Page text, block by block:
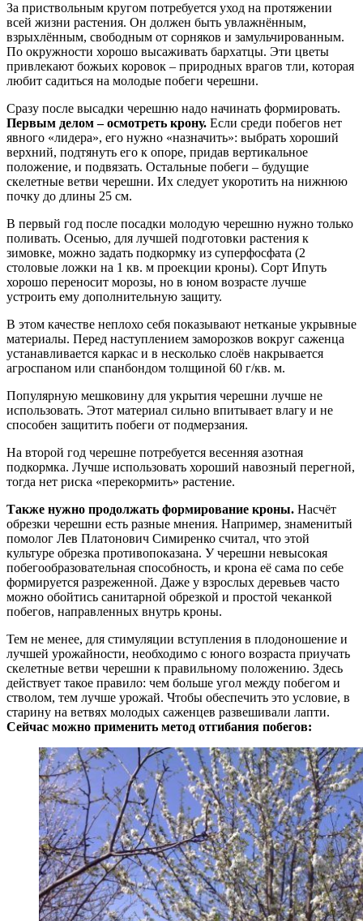
За приствольным кругом потребуется уход на протяжении
всей жизни растения. Он должен быть увлажнённым,
взрыхлённым, свободным от сорняков и замульчированным.
По окружности хорошо высаживать бархатцы. Эти цветы
привлекают божьих коровок – природных врагов тли, которая
любит садиться на молодые побеги черешни.
Сразу после высадки черешню надо начинать формировать.
Первым делом – осмотреть крону. Если среди побегов нет
явного «лидера», его нужно «назначить»: выбрать хороший
верхний, подтянуть его к опоре, придав вертикальное
положение, и подвязать. Остальные побеги – будущие
скелетные ветви черешни. Их следует укоротить на нижнюю
почку до длины 25 см.
В первый год после посадки молодую черешню нужно только
поливать. Осенью, для лучшей подготовки растения к
зимовке, можно задать подкормку из суперфосфата (2
столовые ложки на 1 кв. м проекции кроны). Сорт Ипуть
хорошо переносит морозы, но в юном возрасте лучше
устроить ему дополнительную защиту.
В этом качестве неплохо себя показывают нетканые укрывные
материалы. Перед наступлением заморозков вокруг саженца
устанавливается каркас и в несколько слоёв накрывается
агроспаном или спанбондом толщиной 60 г/кв. м.
Популярную мешковину для укрытия черешни лучше не
использовать. Этот материал сильно впитывает влагу и не
способен защитить побеги от подмерзания.
На второй год черешне потребуется весенняя азотная
подкормка. Лучше использовать хороший навозный перегной,
тогда нет риска «перекормить» растение.
Также нужно продолжать формирование кроны. Насчёт
обрезки черешни есть разные мнения. Например, знаменитый
помолог Лев Платонович Симиренко считал, что этой
культуре обрезка противопоказана. У черешни невысокая
побегообразовательная способность, и крона её сама по себе
формируется разреженной. Даже у взрослых деревьев часто
можно обойтись санитарной обрезкой и простой чеканкой
побегов, направленных внутрь кроны.
Тем не менее, для стимуляции вступления в плодоношение и
лучшей урожайности, необходимо с юного возраста приучать
скелетные ветви черешни к правильному положению. Здесь
действует такое правило: чем больше угол между побегом и
стволом, тем лучше урожай. Чтобы обеспечить это условие, в
старину на ветвях молодых саженцев развешивали лапти.
Сейчас можно применить метод отгибания побегов: